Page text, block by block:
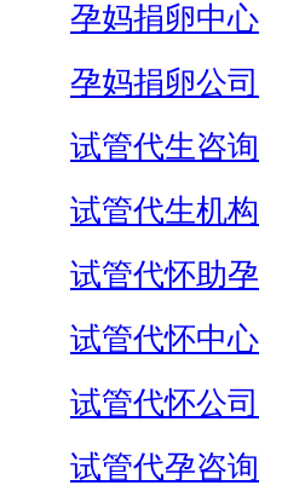
孕妈捐卵中心
孕妈捐卵公司
试管代生咨询
试管代生机构
试管代怀助孕
试管代怀中心
试管代怀公司
试管代孕咨询